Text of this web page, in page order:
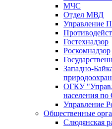
МЧС
Отдел МВД
Управление
Гостехнадзор
Роскомнадзор
Западно-
ОГКУ
населения
Управление
Общественные
Слюдянская